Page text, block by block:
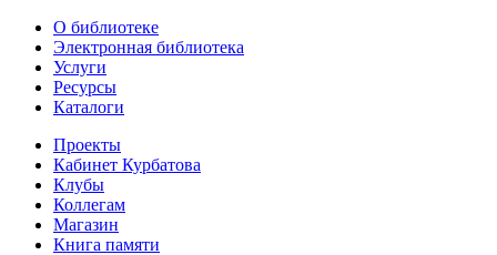
О библиотеке
Электронная библиотека
Услуги
Ресурсы
Каталоги
Проекты
Кабинет Курбатова
Клубы
Коллегам
Магазин
Книга памяти